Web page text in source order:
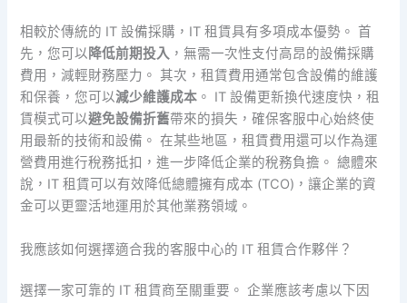
相較於傳統的 IT 設備採購，IT 租賃具有多項成本優勢。 首
先，您可以降低前期投入 ，無需一次性支付高昂的設備採購
費用，減輕財務壓力。 其次，租賃費用通常包含設備的維護
和保養，您可以減少維護成本 。 IT 設備更新換代速度快，租
賃模式可以避免設備折舊帶來的損失，確保客服中心始終使
用最新的技術和設備。 在某些地區，租賃費用還可以作為運
營費用進行稅務抵扣，進一步降低企業的稅務負擔。 總體來
說，IT 租賃可以有效降低總體擁有成本 (TCO)，讓企業的資
金可以更靈活地運用於其他業務領域。
我應該如何選擇適合我的客服中心的 IT 租賃合作夥伴？
選擇一家可靠的 IT 租賃商至關重要。 企業應該考慮以下因